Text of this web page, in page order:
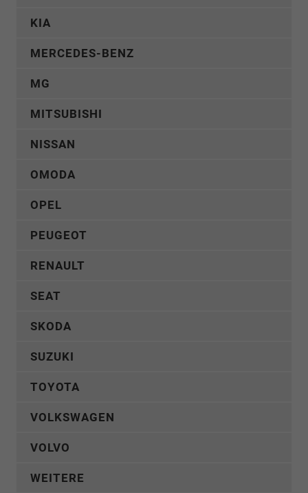
KIA
MERCEDES-BENZ
MG
MITSUBISHI
NISSAN
OMODA
OPEL
PEUGEOT
RENAULT
SEAT
SKODA
SUZUKI
TOYOTA
VOLKSWAGEN
VOLVO
WEITERE